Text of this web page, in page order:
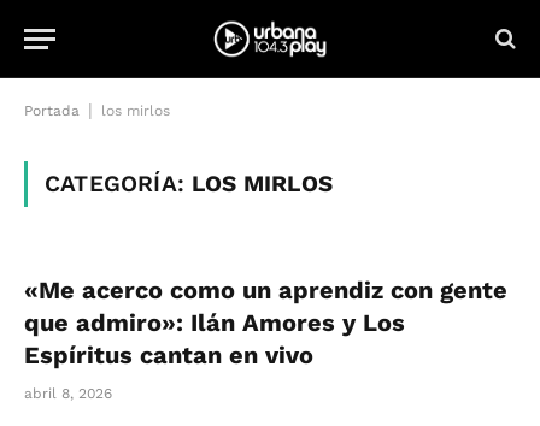
Portada los mirlos
CATEGORÍA: LOS MIRLOS
«Me acerco como un aprendiz con gente
que admiro»: Ilán Amores y Los
Espíritus cantan en vivo
abril 8, 2026